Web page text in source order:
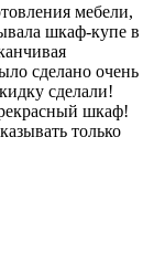
мебели,
шкаф-купе в
сделано очень
сделали!
шкаф!
только